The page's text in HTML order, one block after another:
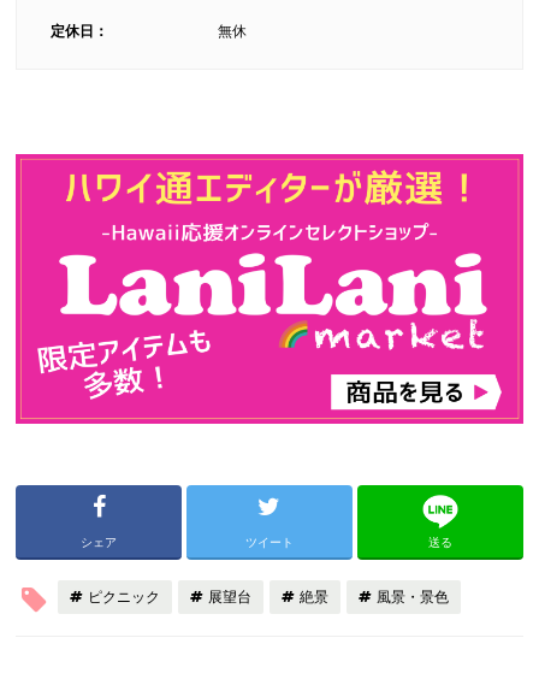
定休日： 無休
シェア ツイート 送る
ピクニック 展望台 絶景 風景・景色